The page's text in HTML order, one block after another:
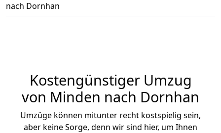
nach Dornhan
Kostengünstiger Umzug
von Minden nach Dornhan
Umzüge können mitunter recht kostspielig sein,
aber keine Sorge, denn wir sind hier, um Ihnen